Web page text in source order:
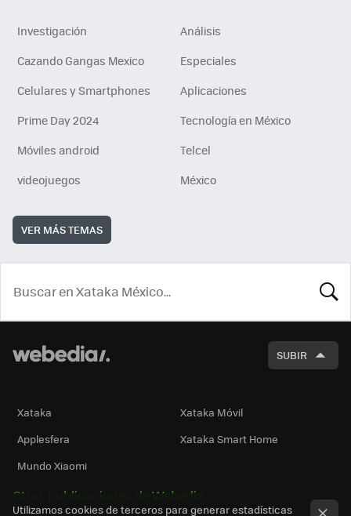
Investigación
Análisis
Cazando Gangas Mexico
Especiales
Celulares y Smartphones
Aplicaciones
Prime Day 2024
Tecnología en México
Móviles android
Telcel
videojuegos
México
VER MÁS TEMAS
SUBIR
Xataka
Xataka Móvil
Applesfera
Xataka Smart Home
Mundo Xiaomi
Otras publicaciones de Webedia
Utilizamos cookies de terceros para generar estadísticas